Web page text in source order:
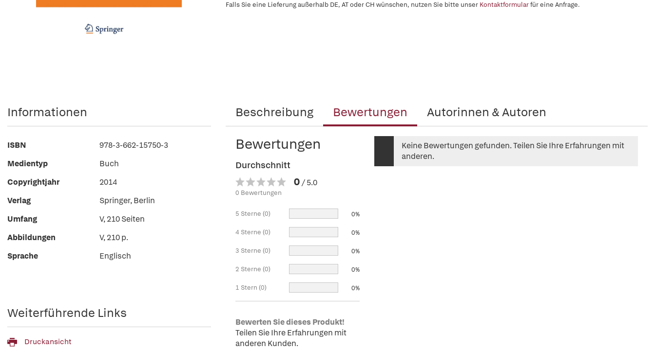
Falls Sie eine Lieferung außerhalb DE, AT oder CH wünschen, nutzen Sie bitte unser Kontaktformularfür eine Anfrage.
Beschreibung Bewertungen Autorinnen & Autoren
Bewertungen
Durchschnitt
0 / 5.0
0 Bewertungen
5 Sterne (0) 0%
4 Sterne (0) 0%
3 Sterne (0) 0%
2 Sterne (0) 0%
1 Stern (0) 0%
Bewerten Sie dieses Produkt!
Teilen Sie Ihre Erfahrungen mit
anderen Kunden.
Keine Bewertungen gefunden. Teilen Sie Ihre Erfahrungen mit
anderen.
Informationen
ISBN
978-3-662-15750-3
Medientyp
Buch
Copyrightjahr
2014
Verlag
Springer, Berlin
Umfang
V, 210 Seiten
Abbildungen
V, 210 p.
Sprache
Englisch
Weiterführende Links
Druckansicht